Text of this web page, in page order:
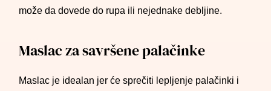
može da dovede do rupa ili nejednake debljine.
Maslac za savršene palačinke
Maslac je idealan jer će sprečiti lepljenje palačinki i